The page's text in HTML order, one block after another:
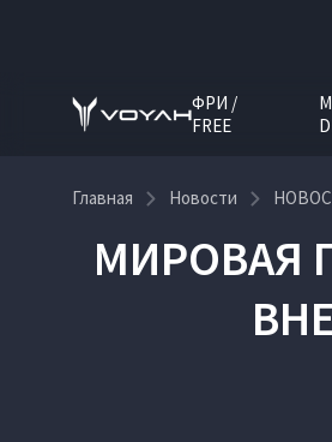
ФРИ /
FREE
Главная Новости
МИРОВАЯ